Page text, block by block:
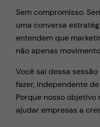
Sem compromisso.
uma conversa
entendem que
não apenas
Você sai dessa
fazer, independente
Porque nosso objetivo
ajudar empresas a